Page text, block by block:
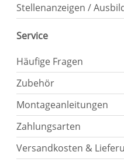
Stellenanzeigen /
Service
Häufige Fragen
Zubehör
Montageanleitungen
Zahlungsarten
Versandkosten &